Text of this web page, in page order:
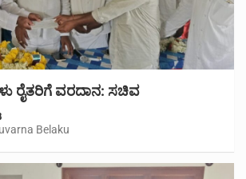
ರೈತರಿಗೆ ವರದಾನ: ಸಚಿವ
Belaku